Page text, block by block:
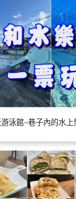
泳館~巷子內的水上